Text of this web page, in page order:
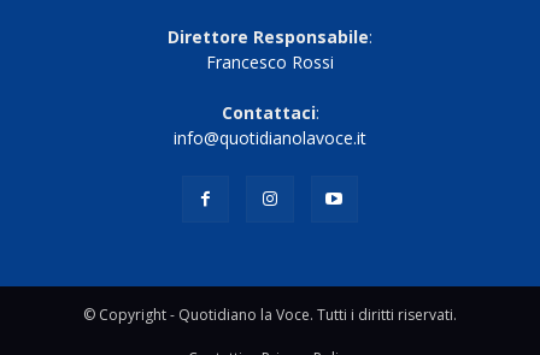
Direttore Responsabile:
Francesco Rossi
Contattaci:
info@quotidianolavoce.it
© Copyright - Quotidiano la Voce. Tutti i diritti riservati.